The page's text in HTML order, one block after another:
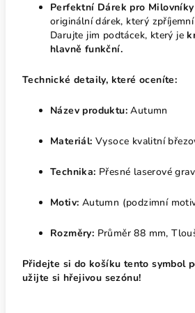
Perfektní Dárek pro
originální dárek, který
Darujte jim podtácek, který je
hlavně funkční.
Technické detaily, které oceníte:
Název produktu: Autumn
Materiál: Vysoce kvalitní
Technika: Přesné laserové
Motiv: Autumn (podzimní
Rozměry: Průměr 88 mm,
Přidejte si do košíku tento symbol
užijte si hřejivou sezónu!